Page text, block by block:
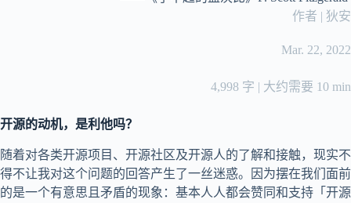
作者 | 狄安
Mar. 22, 2022
4,998 字 | 大约需要 10 min
开源的动机，是利他吗？
随着对各类开源项目、开源社区及开源人的了解和接触，现实不
得不让我对这个问题的回答产生了一丝迷惑。因为摆在我们面前
的是一个有意思且矛盾的现象：基本人人都会赞同和支持「开源